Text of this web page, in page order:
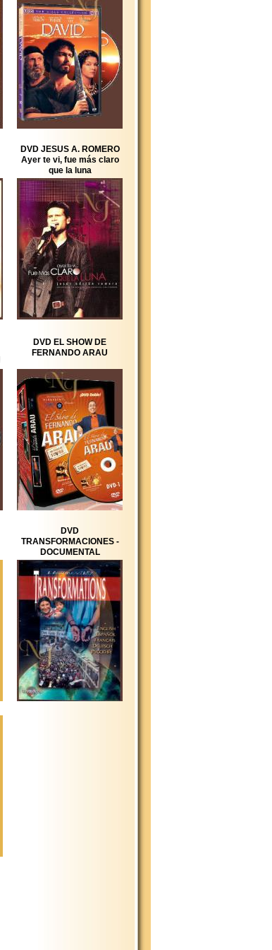
DVD EL SHOW DE
FERNANDO ARAU
DVD JESUS A. ROMERO
Ayer te vi, fue más claro
que la luna
DVD
TRANSFORMACIONES -
DOCUMENTAL